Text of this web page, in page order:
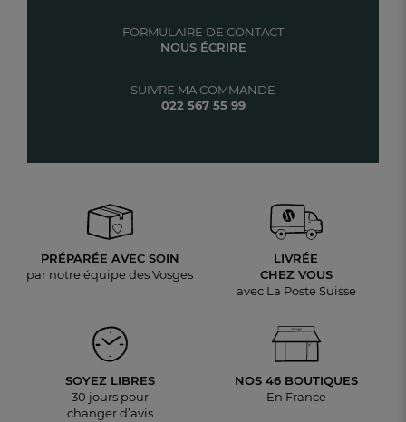
SUIVRE MA COMMANDE
022 567 55 99
FORMULAIRE DE CONTACT
NOUS ÉCRIRE
PRÉPARÉE AVEC SOIN
par notre équipe des Vosges
LIVRÉE
CHEZ VOUS
avec La Poste Suisse
SOYEZ LIBRES
30 jours pour
changer d’avis
NOS 46 BOUTIQUES
En France